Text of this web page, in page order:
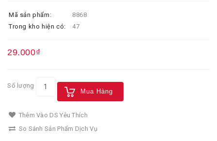
Mã sản phẩm:
8868
Trong kho hiện có:
47
29.000₫
Số lượng
Mua Hàng
Thêm Vào DS Yêu Thích
So Sánh Sản Phẩm Dịch Vụ